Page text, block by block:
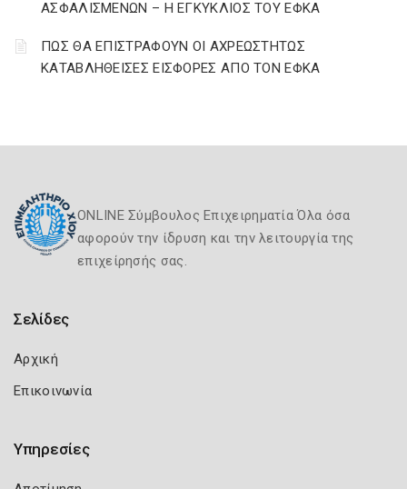
ΑΣΦΑΛΙΣΜΕΝΩΝ – Η ΕΓΚΥΚΛΙΟΣ ΤΟΥ ΕΦΚΑ
ΠΩΣ ΘΑ ΕΠΙΣΤΡΑΦΟΥΝ ΟΙ ΑΧΡΕΩΣΤΗΤΩΣ
ΚΑΤΑΒΛΗΘΕΙΣΕΣ ΕΙΣΦΟΡΕΣ ΑΠΟ ΤΟΝ ΕΦΚΑ
ONLINE Σύμβουλος Επιχειρηματία Όλα όσα
αφορούν την ίδρυση και την λειτουργία της
επιχείρησής σας.
Σελίδες
Αρχική
Επικοινωνία
Υπηρεσίες